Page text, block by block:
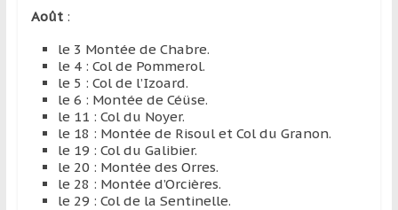
Août:
le 3 Montée de Chabre.
le 4 : Col de Pommerol.
le 5 : Col de l’Izoard.
le 6 : Montée de Céüse.
le 11 : Col du Noyer.
le 18 : Montée de Risoul et Col du Granon.
le 19 : Col du Galibier.
le 20 : Montée des Orres.
le 28 : Montée d’Orcières.
le 29 : Col de la Sentinelle.